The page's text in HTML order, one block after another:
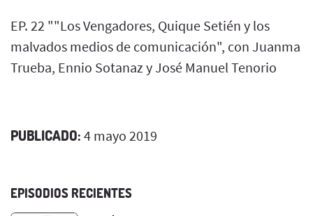
EP. 22 ""Los Vengadores, Quique Setién y los
malvados medios de comunicación", con Juanma
Trueba, Ennio Sotanaz y José Manuel Tenorio
PUBLICADO: 4 mayo 2019
EPISODIOS RECIENTES